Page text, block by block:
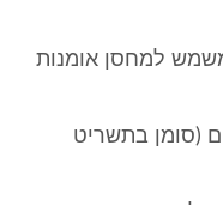
למחסן אומנות
(סומן בתשריט